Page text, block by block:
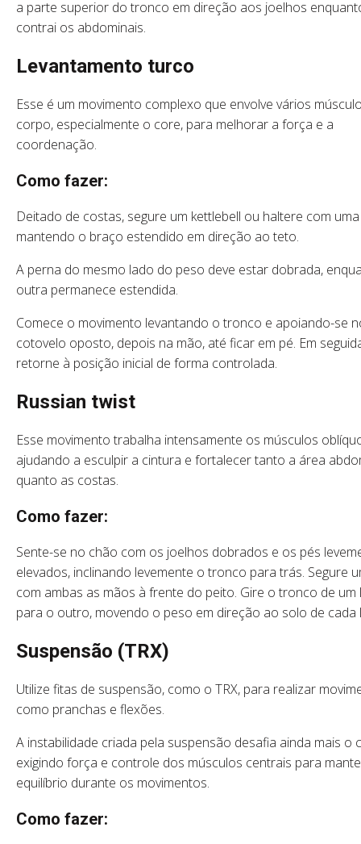
a parte superior do tronco em direção aos joelhos
contrai os abdominais.
Levantamento turco
Esse é um movimento complexo que envolve vários
corpo, especialmente o core, para melhorar a força e a
coordenação.
Como fazer:
Deitado de costas, segure um kettlebell ou haltere com
mantendo o braço estendido em direção ao teto.
A perna do mesmo lado do peso deve estar dobrada,
outra permanece estendida.
Comece o movimento levantando o tronco e apoiando-se
cotovelo oposto, depois na mão, até ficar em pé. Em
retorne à posição inicial de forma controlada.
Russian twist
Esse movimento trabalha intensamente os músculos
ajudando a esculpir a cintura e fortalecer tanto a área
quanto as costas.
Como fazer:
Sente-se no chão com os joelhos dobrados e os pés
elevados, inclinando levemente o tronco para trás. Segure
com ambas as mãos à frente do peito. Gire o tronco de um
para o outro, movendo o peso em direção ao solo de
Suspensão (TRX)
Utilize fitas de suspensão, como o TRX, para realizar
como pranchas e flexões.
A instabilidade criada pela suspensão desafia ainda mais o
exigindo força e controle dos músculos centrais para
equilíbrio durante os movimentos.
Como fazer: